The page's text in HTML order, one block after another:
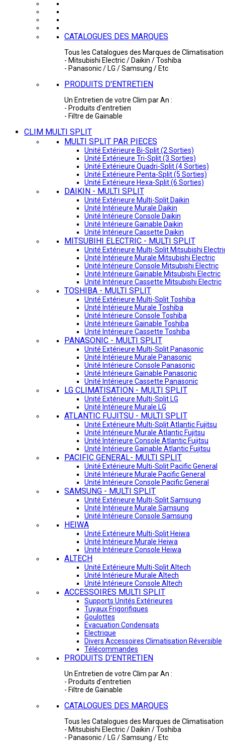
CATALOGUES DES MARQUES
Tous les Catalogues des Marques de Climatisation
- Mitsubishi Electric / Daikin / Toshiba
- Panasonic / LG / Samsung / Etc
PRODUITS D'ENTRETIEN
Un Entretien de votre Clim par An :
- Produits d'entretien
- Filtre de Gainable
CLIM MULTI SPLIT
MULTI SPLIT PAR PIECES
Unité Extérieure Bi-Split (2 Sorties)
Unité Extérieure Tri-Split (3 Sorties)
Unité Extérieure Quadri-Split (4 Sorties)
Unité Extérieure Penta-Split (5 Sorties)
Unité Extérieure Hexa-Split (6 Sorties)
DAIKIN - MULTI SPLIT
Unité Extérieure Multi-Split Daikin
Unité Intérieure Murale Daikin
Unité Intérieure Console Daikin
Unité Intérieure Gainable Daikin
Unité Intérieure Cassette Daikin
MITSUBIHI ELECTRIC - MULTI SPLIT
Unité Extérieure Multi-Split Mitsubishi
Unité Intérieure Murale Mitsubishi Electric
Unité Intérieure Console Mitsubishi Electric
Unité Intérieure Gainable Mitsubishi Electric
Unité Intérieure Cassette Mitsubishi Electric
TOSHIBA - MULTI SPLIT
Unité Extérieure Multi-Split Toshiba
Unité Intérieure Murale Toshiba
Unité Intérieure Console Toshiba
Unité Intérieure Gainable Toshiba
Unité Intérieure Cassette Toshiba
PANASONIC - MULTI SPLIT
Unité Extérieure Multi-Split Panasonic
Unité Intérieure Murale Panasonic
Unité Intérieure Console Panasonic
Unité Intérieure Gainable Panasonic
Unité Intérieure Cassette Panasonic
LG CLIMATISATION - MULTI SPLIT
Unité Extérieure Multi-Split LG
Unité Intérieure Murale LG
ATLANTIC FUJITSU - MULTI SPLIT
Unité Extérieure Multi-Split Atlantic Fujitsu
Unité Intérieure Murale Atlantic Fujitsu
Unité Intérieure Console Atlantic Fujitsu
Unité Intérieure Gainable Atlantic Fujitsu
PACIFIC GENERAL- MULTI SPLIT
Unité Extérieure Multi-Split Pacific General
Unité Intérieure Murale Pacific General
Unité Intérieure Console Pacific General
SAMSUNG - MULTI SPLIT
Unité Extérieure Multi-Split Samsung
Unité Intérieure Murale Samsung
Unité Intérieure Console Samsung
HEIWA
Unité Extérieure Multi-Split Heiwa
Unité Intérieure Murale Heiwa
Unité Intérieure Console Heiwa
ALTECH
Unité Extérieure Multi-Split Altech
Unité Intérieure Murale Altech
Unité Intérieure Console Altech
ACCESSOIRES MULTI SPLIT
Supports Unités Extérieures
Tuyaux Frigorifiques
Goulottes
Evacuation Condensats
Electrique
Divers Accessoires Climatisation Réversible
Télécommandes
PRODUITS D'ENTRETIEN
Un Entretien de votre Clim par An :
- Produits d'entretien
- Filtre de Gainable
CATALOGUES DES MARQUES
Tous les Catalogues des Marques de Climatisation
- Mitsubishi Electric / Daikin / Toshiba
- Panasonic / LG / Samsung / Etc